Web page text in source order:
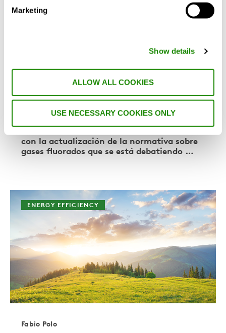
Marketing
Show details
ALLOW ALL COOKIES
USE NECESSARY COOKIES ONLY
Desmontando los mitos
sobre el propano
sobre refrigerantes sintéticos como los CFC,
HCFC y HFC se ha endurecido, restringiendo
con la actualización de la normativa sobre
gases fluorados que se está debatiendo …
ENERGY EFFICIENCY
Fabio Polo